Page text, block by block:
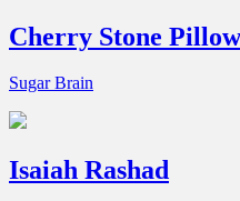
Cherry Stone Pillow
Sugar Brain
Isaiah Rashad